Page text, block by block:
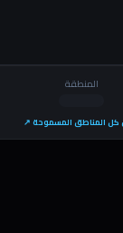
المنطقة
المناطق المسموحة ↗